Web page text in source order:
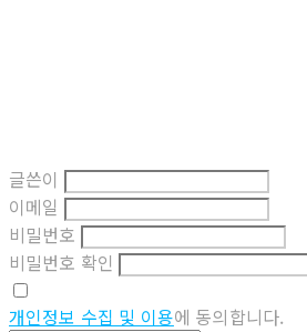
글쓴이
이메일
비밀번호
비밀번호 확인
개인정보 수집 및 이용에 동의합니다.